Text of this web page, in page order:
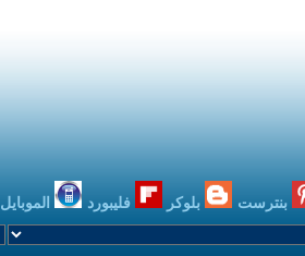
بنترست بلوكر فليبورد الموبايل